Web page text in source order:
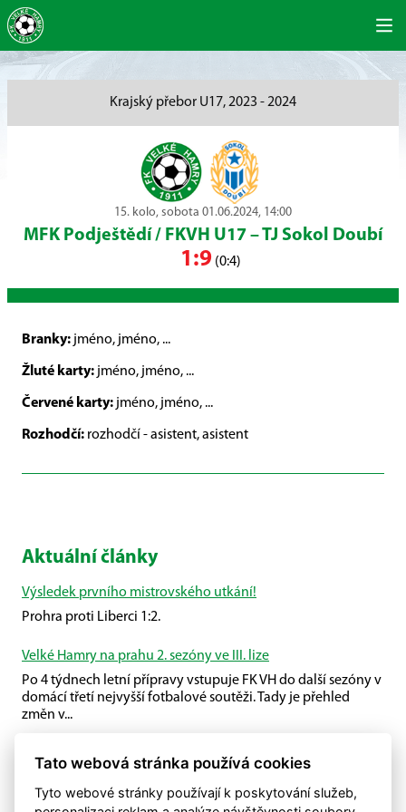
Krajský přebor U17, 2023 - 2024
15. kolo, sobota 01.06.2024, 14:00
MFK Podještědí / FKVH U17 –TJ Sokol Doubí
1:9 (0:4)
Branky: jméno, jméno, ...
Žluté karty: jméno, jméno, ...
Červené karty: jméno, jméno, ...
Rozhodčí: rozhodčí - asistent, asistent
Aktuální články
Výsledek prvního mistrovského utkání!
Prohra proti Liberci 1:2.
Velké Hamry na prahu 2. sezóny ve III. lize
Po 4 týdnech letní přípravy vstupuje FK VH do další sezóny v
domácí třetí nejvyšší fotbalové soutěži. Tady je přehled
změn v...
Příprava U19
Tato webová stránka používá cookies
Tyto webové stránky používají k poskytování služeb,